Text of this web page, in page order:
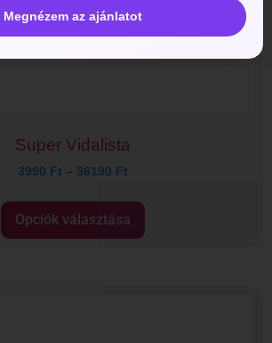
Super Vidalista
3990 Ft – 36190 Ft
Opciók választása
Megnézem az ajánlatot